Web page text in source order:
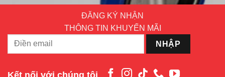
ĐĂNG KÝ NHẬN
THÔNG TIN KHUYẾN MÃI